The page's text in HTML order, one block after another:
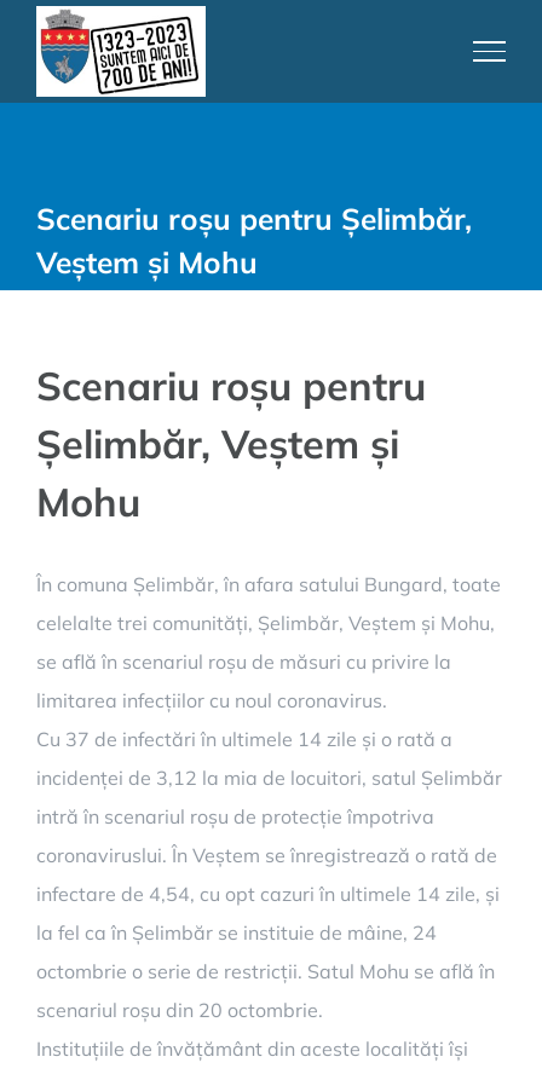
content
Scenariu roșu pentru Șelimbăr,
Veștem și Mohu
Scenariu roșu pentru
Șelimbăr, Veștem și
Mohu
În comuna Șelimbăr, în afara satului Bungard, toate
celelalte trei comunități, Șelimbăr, Veștem și Mohu,
se află în scenariul roșu de măsuri cu privire la
limitarea infecțiilor cu noul coronavirus.
Cu 37 de infectări în ultimele 14 zile și o rată a
incidenței de 3,12 la mia de locuitori, satul Șelimbăr
intră în scenariul roșu de protecție împotriva
coronaviruslui. În Veștem se înregistrează o rată de
infectare de 4,54, cu opt cazuri în ultimele 14 zile, și
la fel ca în Șelimbăr se instituie de mâine, 24
octombrie o serie de restricții. Satul Mohu se află în
scenariul roșu din 20 octombrie.
Instituțiile de învățământ din aceste localități își